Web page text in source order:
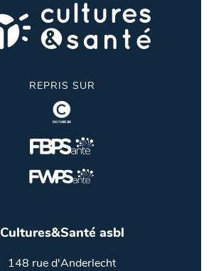
REPRIS SUR
Cultures&Santé asbl
148 rue d'Anderlecht